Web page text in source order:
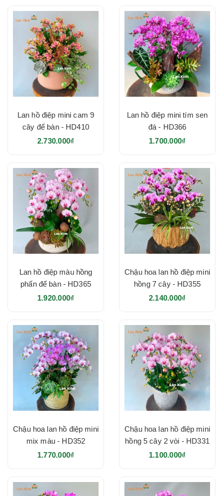
Lan hồ điệp mini cam 9
cây để bàn - HD410
2.730.000₫
Lan hồ điệp mini tím sen
đá - HD366
1.700.000₫
Lan hồ điệp màu hồng
phấn để bàn - HD365
1.920.000₫
Chậu hoa lan hồ điệp mini
hồng 7 cây - HD355
2.140.000₫
Chậu hoa lan hồ điệp mini
mix màu - HD352
1.770.000₫
Chậu hoa lan hồ điệp mini
hồng 5 cây 2 vòi - HD331
1.100.000₫